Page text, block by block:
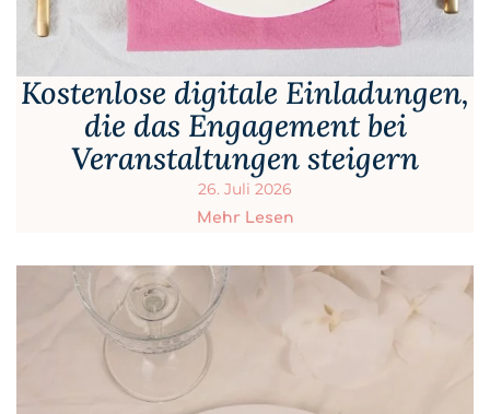
Kostenlose digitale Einladungen,
die das Engagement bei
Veranstaltungen steigern
26. Juli 2026
Mehr Lesen